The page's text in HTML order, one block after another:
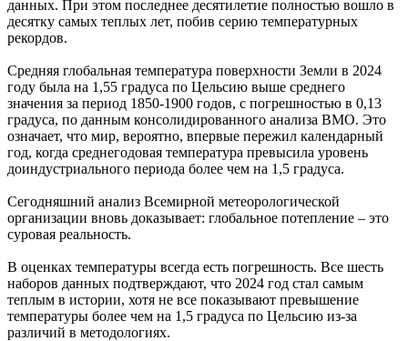
данных. При этом последнее десятилетие полностью вошло в
десятку самых теплых лет, побив серию температурных
рекордов.
Средняя глобальная температура поверхности Земли в 2024
году была на 1,55 градуса по Цельсию выше среднего
значения за период 1850-1900 годов, с погрешностью в 0,13
градуса, по данным консолидированного анализа ВМО. Это
означает, что мир, вероятно, впервые пережил календарный
год, когда среднегодовая температура превысила уровень
доиндустриального периода более чем на 1,5 градуса.
Сегодняшний анализ Всемирной метеорологической
организации вновь доказывает: глобальное потепление – это
суровая реальность.
В оценках температуры всегда есть погрешность. Все шесть
наборов данных подтверждают, что 2024 год стал самым
теплым в истории, хотя не все показывают превышение
температуры более чем на 1,5 градуса по Цельсию из-за
различий в методологиях.